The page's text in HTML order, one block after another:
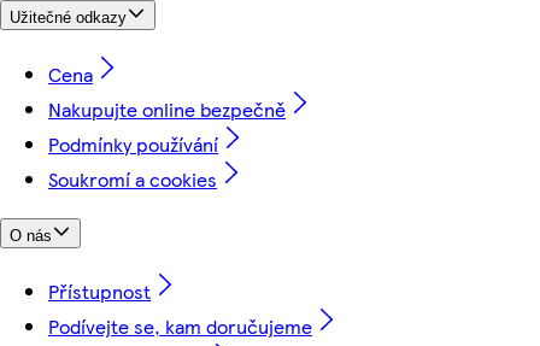
Užitečné odkazy
Cena
Nakupujte online bezpečně
Podmínky používání
Soukromí a cookies
O nás
Přístupnost
Podívejte se, kam doručujeme